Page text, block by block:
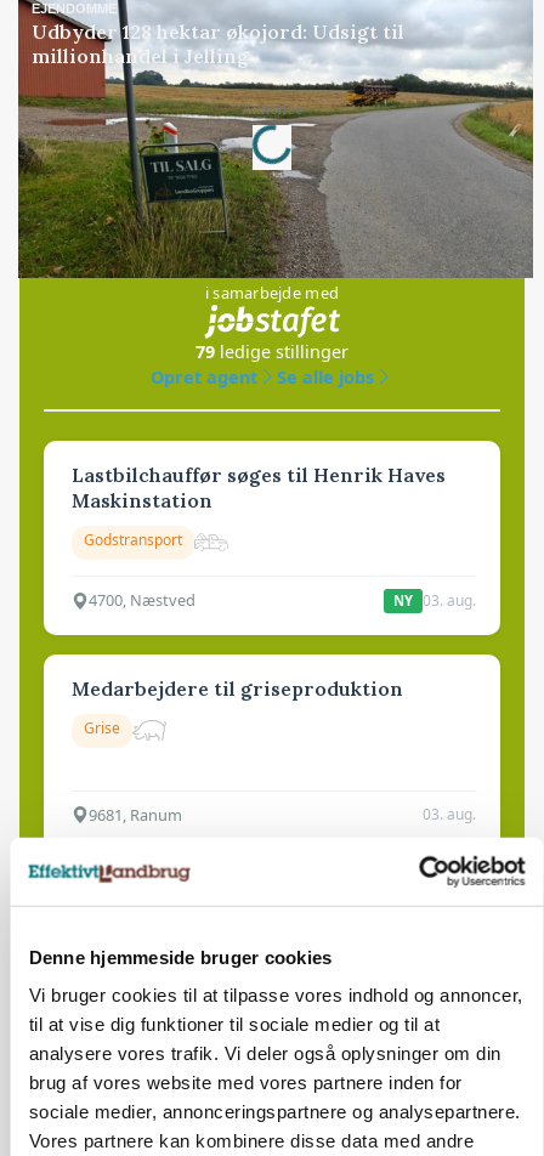
Denne hjemmeside bruger cookies
Vi bruger cookies til at tilpasse vores indhold og annoncer,
til at vise dig funktioner til sociale medier og til at
analysere vores trafik. Vi deler også oplysninger om din
brug af vores website med vores partnere inden for
sociale medier, annonceringspartnere og analysepartnere.
Vores partnere kan kombinere disse data med andre
EJENDOMME
Udbyder 128 hektar økojord: Udsigt til
millionhandel i Jelling
Annonce
Loading...
Jobs
i samarbejde med
79 ledige stillinger
Opret agent
Se alle jobs
Lastbilchauffør søges til Henrik Haves
Maskinstation
Godstransport
4700, Næstved NY 03. aug.
Medarbejdere til griseproduktion
Grise
9681, Ranum 03. aug.
Kalvepasser til ejendom i udvikling søges
6392, Bolderslev 03. aug.
Leder til klimastald